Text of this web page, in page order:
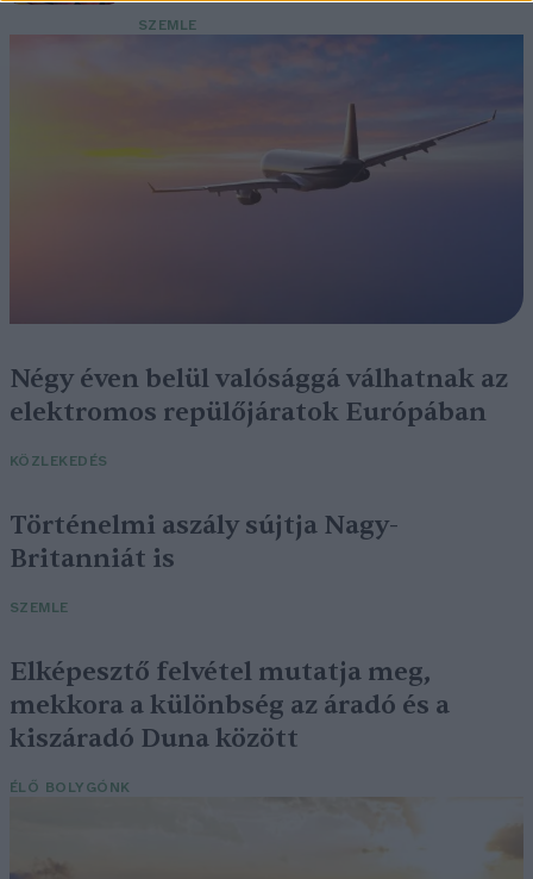
SZEMLE
Négy éven belül valósággá válhatnak az
elektromos repülőjáratok Európában
KÖZLEKEDÉS
Történelmi aszály sújtja Nagy-
Britanniát is
SZEMLE
Elképesztő felvétel mutatja meg,
mekkora a különbség az áradó és a
kiszáradó Duna között
ÉLŐ BOLYGÓNK